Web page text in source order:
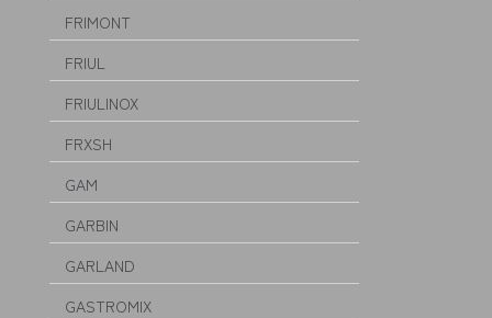
FRIMONT
FRIUL
FRIULINOX
FRXSH
GAM
GARBIN
GARLAND
GASTROMIX